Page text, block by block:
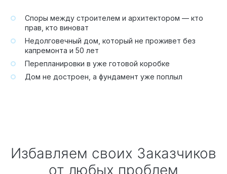
Споры между строителем и архитектором — кто
прав, кто виноват
Недолговечный дом, который не проживет без
капремонта и 50 лет
Перепланировки в уже готовой коробке
Дом не достроен, а фундамент уже поплыл
Избавляем своих Заказчиков
от любых проблем